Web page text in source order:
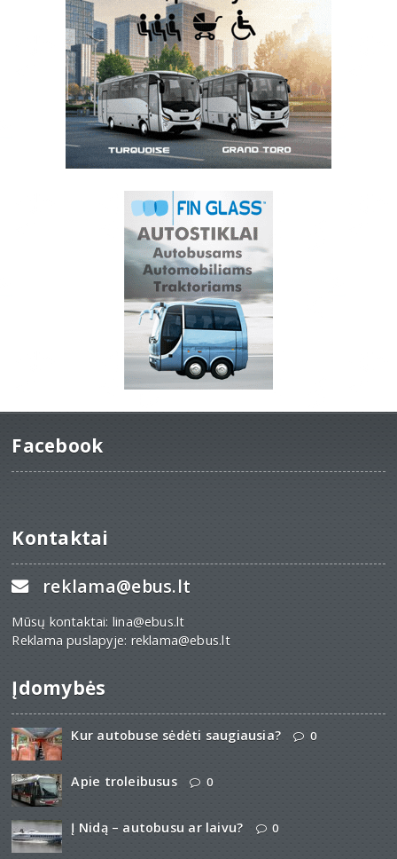
Facebook
Kontaktai
reklama@ebus.lt
Mūsų kontaktai: lina@ebus.lt
Reklama puslapyje: reklama@ebus.lt
Įdomybės
Kur autobuse sėdėti saugiausia? 0
Apie troleibusus 0
Į Nidą – autobusu ar laivu? 0